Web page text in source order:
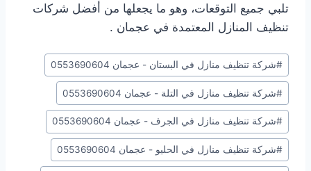
تلبي جميع التوقعات، وهو ما يجعلها من أفضل شركات
تنظيف المنازل المعتمدة في عجمان .
وسوم
المقال:
#شركة تنظيف منازل في البستان - عجمان 0553690604
#شركة تنظيف منازل في التلة - عجمان 0553690604
#شركة تنظيف منازل في الجرف - عجمان 0553690604
#شركة تنظيف منازل في الحليو - عجمان 0553690604